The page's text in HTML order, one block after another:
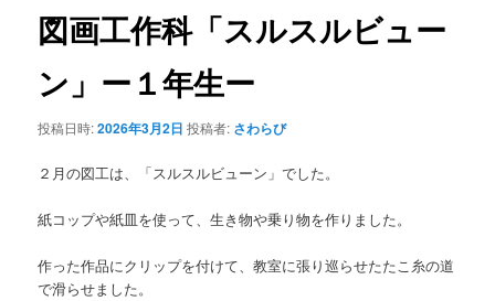
ゲ
ー
ョ
図画工作科「スルスルビュー
ン」ー１年生ー
投稿日時:2026年3月2日 投稿者: さわらび
２月の図工は、「スルスルビューン」でした。
紙コップや紙皿を使って、生き物や乗り物を作りました。
作った作品にクリップを付けて、教室に張り巡らせたたこ糸の道
で滑らせました。